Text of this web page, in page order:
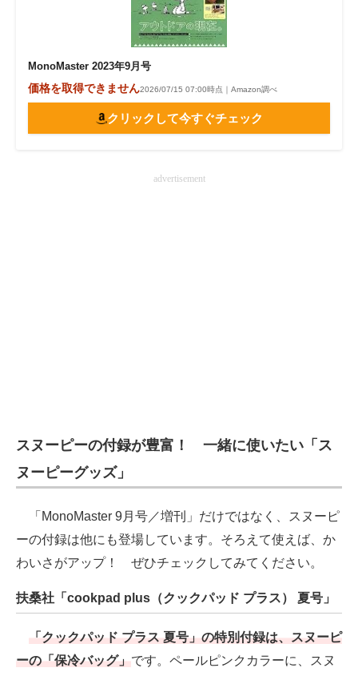
MonoMaster 2023年9月号
価格を取得できません2026/07/15 07:00時点｜Amazon調べ
クリックして今すぐチェック
advertisement
スヌーピーの付録が豊富！ 一緒に使いたい「ス
ヌーピーグッズ」
「MonoMaster 9月号／増刊」だけではなく、スヌーピ
ーの付録は他にも登場しています。そろえて使えば、か
わいさがアップ！ ぜひチェックしてみてください。
扶桑社「cookpad plus（クックパッド プラス） 夏号」
「クックパッド プラス 夏号」の特別付録は、スヌーピ
ーの「保冷バッグ」です。ペールピンクカラーに、スヌ